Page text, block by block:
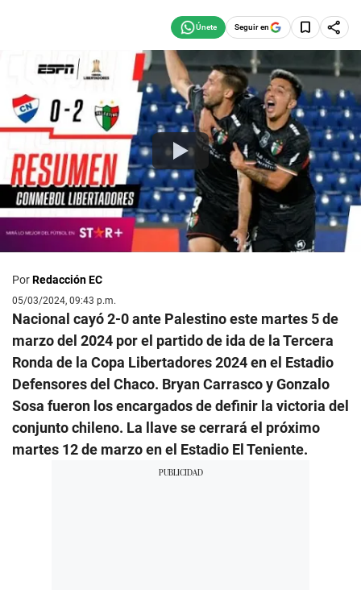
Seguir en
PorRedacción EC
05/03/2024, 09:43 p.m.
Nacional cayó 2-0 ante Palestino este martes 5 de
marzo del 2024 por el partido de ida de la Tercera
Ronda de la Copa Libertadores 2024 en el Estadio
Defensores del Chaco. Bryan Carrasco y Gonzalo
Sosa fueron los encargados de definir la victoria del
conjunto chileno. La llave se cerrará el próximo
martes 12 de marzo en el Estadio El Teniente.